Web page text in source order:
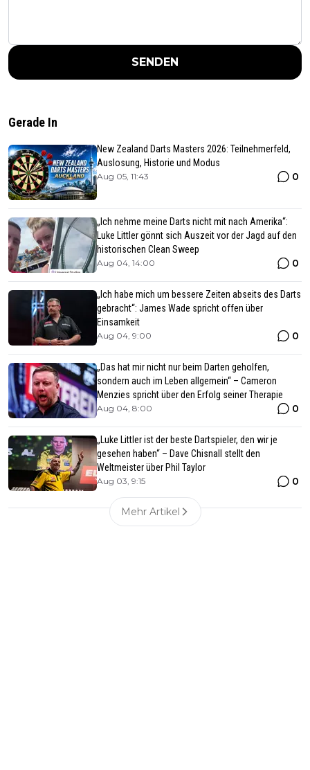
SENDEN
Gerade In
New Zealand Darts Masters 2026: Teilnehmerfeld,
Auslosung, Historie und Modus
Aug 05, 11:43 0
„Ich nehme meine Darts nicht mit nach Amerika“:
Luke Littler gönnt sich Auszeit vor der Jagd auf den
historischen Clean Sweep
Aug 04, 14:00 0
„Ich habe mich um bessere Zeiten abseits des Darts
gebracht“: James Wade spricht offen über
Einsamkeit
Aug 04, 9:00 0
„Das hat mir nicht nur beim Darten geholfen,
sondern auch im Leben allgemein“ – Cameron
Menzies spricht über den Erfolg seiner Therapie
Aug 04, 8:00 0
„Luke Littler ist der beste Dartspieler, den wir je
gesehen haben“ – Dave Chisnall stellt den
Weltmeister über Phil Taylor
Aug 03, 9:15 0
Mehr Artikel